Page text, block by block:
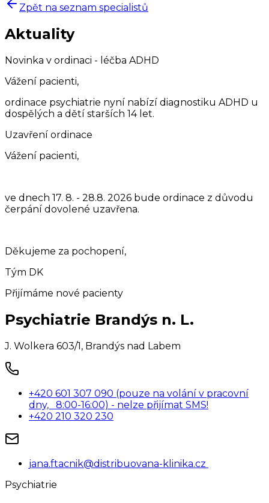
Zpět na seznam specialistů
Aktuality
Novinka v ordinaci - léčba ADHD
Vážení pacienti,
ordinace psychiatrie nyní nabízí diagnostiku ADHD u
dospělých a dětí starších 14 let.
Uzavření ordinace
Vážení pacienti,
ve dnech 17. 8. - 28.8. 2026 bude ordinace z důvodu
čerpání dovolené uzavřena.
Děkujeme za pochopení,
Tým DK
Přijímáme nové pacienty
Psychiatrie Brandýs n. L.
J. Wolkera 603/1, Brandýs nad Labem
+420 601 307 090 (pouze na volání v pracovní
dny, 8:00-16:00) - nelze přijímat SMS!
+420 210 320 230
jana.ftacnik@distribuovana-klinika.cz ​
Psychiatrie